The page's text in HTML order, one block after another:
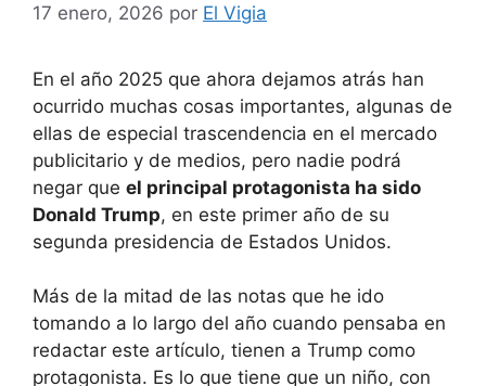
17 enero, 2026 por El Vigia
En el año 2025 que ahora dejamos atrás han
ocurrido muchas cosas importantes, algunas de
ellas de especial trascendencia en el mercado
publicitario y de medios, pero nadie podrá
negar que el principal protagonista ha sido
Donald Trump, en este primer año de su
segunda presidencia de Estados Unidos.
Más de la mitad de las notas que he ido
tomando a lo largo del año cuando pensaba en
redactar este artículo, tienen a Trump como
protagonista. Es lo que tiene que un niño, con